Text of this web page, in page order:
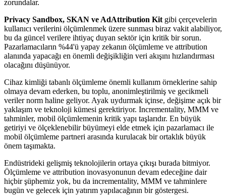
zorundalar.
Privacy Sandbox, SKAN ve AdAttribution Kit gibi çerçevelerin
kullanıcı verilerini ölçümlenmek üzere sunması biraz vakit alabiliyor,
bu da güncel verilere ihtiyaç duyan sektör için kritik bir sorun.
Pazarlamacıların %44'ü yapay zekanın ölçümleme ve attribution
alanında yapacağı en önemli değişikliğin veri akışını hızlandırması
olacağını düşünüyor.
Cihaz kimliği tabanlı ölçümleme önemli kullanım örneklerine sahip
olmaya devam ederken, bu toplu, anonimleştirilmiş ve gecikmeli
veriler norm haline geliyor. Ayak uydurmak içinse, değişime açık bir
yaklaşım ve teknoloji kümesi gerektiriyor. Incrementality, MMM ve
tahminler, mobil ölçümlemenin kritik yapı taşlarıdır. En büyük
getiriyi ve ölçeklenebilir büyümeyi elde etmek için pazarlamacı ile
mobil ölçümleme partneri arasında kurulacak bir ortaklık büyük
önem taşımakta.
Endüstrideki gelişmiş teknolojilerin ortaya çıkışı burada bitmiyor.
Ölçümleme ve attribution inovasyonunun devam edeceğine dair
hiçbir şüphemiz yok, bu da incrementality, MMM ve tahminlere
bugün ve gelecek için yatırım yapılacağının bir göstergesi.